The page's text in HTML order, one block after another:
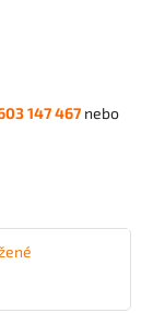
147 467 nebo